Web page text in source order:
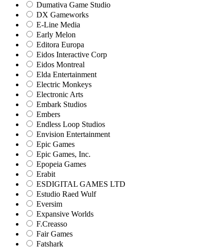
Dumativa Game Studio
DX Gameworks
E-Line Media
Early Melon
Editora Europa
Eidos Interactive Corp
Eidos Montreal
Elda Entertainment
Electric Monkeys
Electronic Arts
Embark Studios
Embers
Endless Loop Studios
Envision Entertainment
Epic Games
Epic Games, Inc.
Epopeia Games
Erabit
ESDIGITAL GAMES LTD
Estudio Raed Wulf
Eversim
Expansive Worlds
F.Creasso
Fair Games
Fatshark